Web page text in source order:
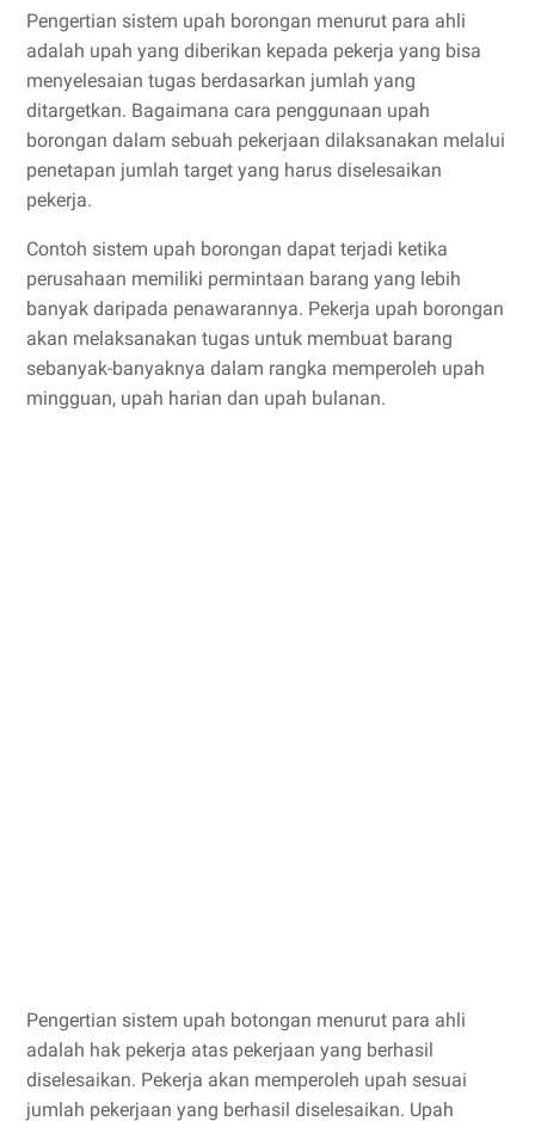
Pengertian sistem upah borongan menurut para ahli
adalah upah yang diberikan kepada pekerja yang bisa
menyelesaian tugas berdasarkan jumlah yang
ditargetkan. Bagaimana cara penggunaan upah
borongan dalam sebuah pekerjaan dilaksanakan melalui
penetapan jumlah target yang harus diselesaikan
pekerja.
Contoh sistem upah borongan dapat terjadi ketika
perusahaan memiliki permintaan barang yang lebih
banyak daripada penawarannya. Pekerja upah borongan
akan melaksanakan tugas untuk membuat barang
sebanyak-banyaknya dalam rangka memperoleh upah
mingguan, upah harian dan upah bulanan.
Pengertian sistem upah botongan menurut para ahli
adalah hak pekerja atas pekerjaan yang berhasil
diselesaikan. Pekerja akan memperoleh upah sesuai
jumlah pekerjaan yang berhasil diselesaikan. Upah